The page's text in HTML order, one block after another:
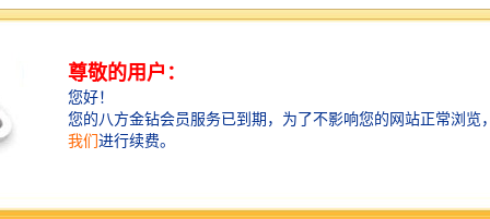
类别的此项产品，该项目可行性高，完全符合市场需求
位一般都有湖或是池塘之类的，无论是、公园、景区，
还是机关单位，都会有这个需求，所以产品的需求量很
可观。